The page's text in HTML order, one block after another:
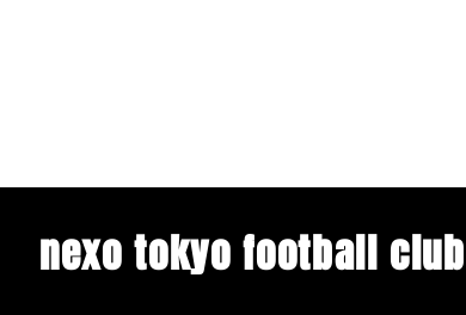
nexo tokyo football club